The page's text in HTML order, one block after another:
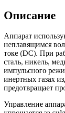
Описание
Аппарат
неплавящимся
токе (DС). При
сталь, никель,
импульсного
инертных газах
предотвращает
Управление